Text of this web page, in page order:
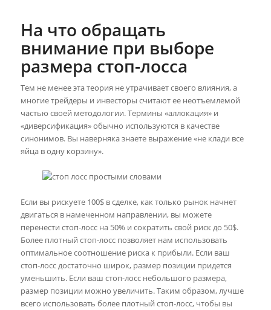
На что обращать
внимание при выборе
размера стоп-лосса
Тем не менее эта теория не утрачивает своего влияния, а
многие трейдеры и инвесторы считают ее неотъемлемой
частью своей методологии. Термины «аллокация» и
«диверсификация» обычно используются в качестве
синонимов. Вы наверняка знаете выражение «не клади все
яйца в одну корзину».
Если вы рискуете 100$ в сделке, как только рынок начнет
двигаться в намеченном направлении, вы можете
перенести стоп-лосс на 50% и сократить свой риск до 50$.
Более плотный стоп-лосс позволяет нам использовать
оптимальное соотношение риска к прибыли. Если ваш
стоп-лосс достаточно широк, размер позиции придется
уменьшить. Если ваш стоп-лосс небольшого размера,
размер позиции можно увеличить. Таким образом, лучше
всего использовать более плотный стоп-лосс, чтобы вы